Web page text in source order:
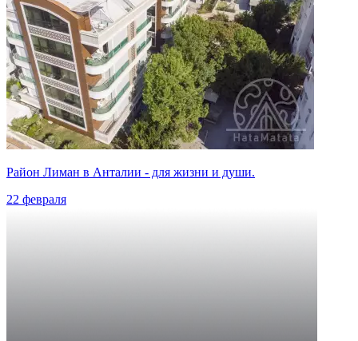
Район Лиман в Анталии - для жизни и души.
22 февраля